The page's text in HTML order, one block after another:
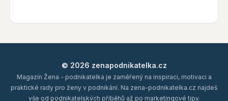
© 2026 zenapodnikatelka.cz
Magazín Žena - podnikatelka je zaměřený na inspiraci, motivaci a
praktické rady pro ženy v podnikání. Na zena-podnikatelka.cz najdeš
vše od podnikatelských příběhů až po marketingové tipy.